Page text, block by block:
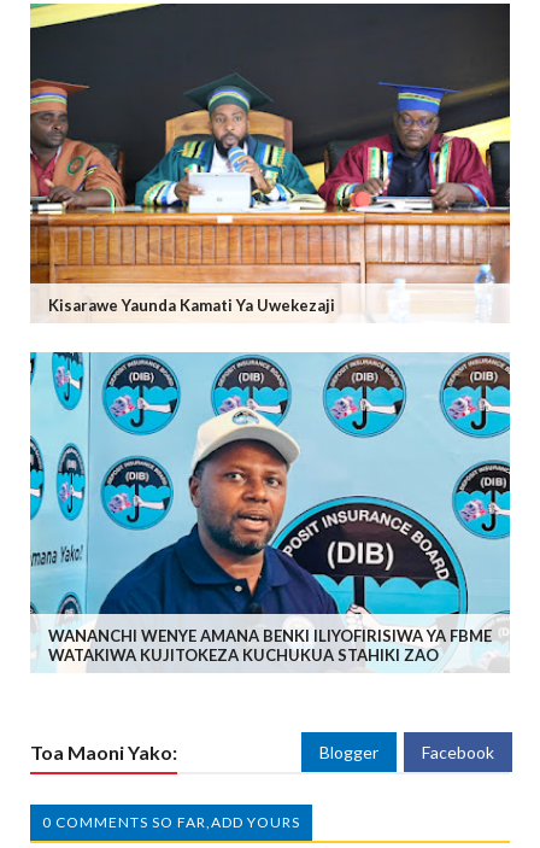
Kisarawe Yaunda Kamati Ya Uwekezaji
WANANCHI WENYE AMANA BENKI ILIYOFIRISIWA YA FBME
WATAKIWA KUJITOKEZA KUCHUKUA STAHIKI ZAO
Toa Maoni Yako: Blogger Facebook
0 COMMENTS SO FAR,ADD YOURS